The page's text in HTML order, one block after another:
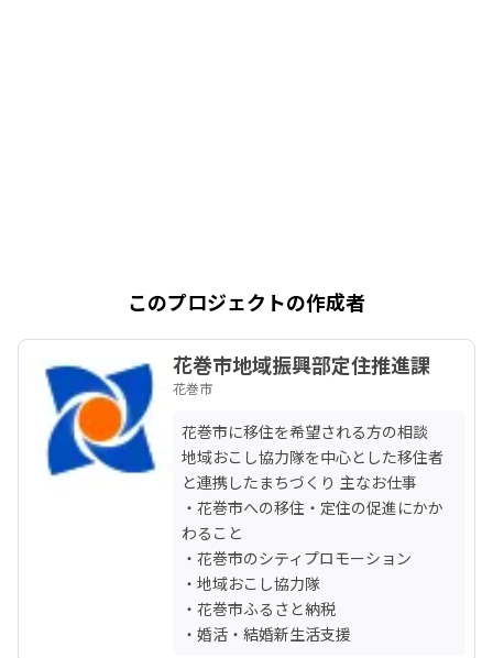
このプロジェクトの作成者
花巻市地域振興部定住推進課
花巻市
花巻市に移住を希望される方の相談
地域おこし協力隊を中心とした移住者
と連携したまちづくり 主なお仕事
・花巻市への移住・定住の促進にかか
わること
・花巻市のシティプロモーション
・地域おこし協力隊
・花巻市ふるさと納税
・婚活・結婚新生活支援